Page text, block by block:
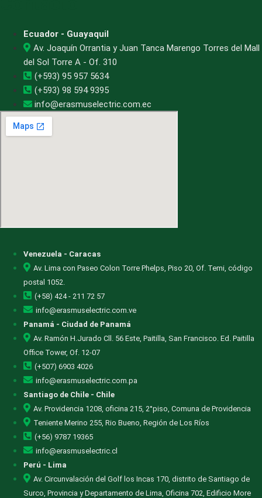
Ecuador - Guayaquil
Av. Joaquín Orrantia y Juan Tanca Marengo Torres del Mall
del Sol Torre A - Of. 310
(+593) 95 957 5634
(+593) 98 594 9395
info@erasmuselectric.com.ec
Venezuela - Caracas
Av. Lima con Paseo Colon Torre Phelps, Piso 20, Of. Temi, código
postal 1052.
(+58) 424 - 211 72 57
info@erasmuselectric.com.ve
Panamá - Ciudad de Panamá
Av. Ramón H.Jurado Cll. 56 Este, Paitilla, San Francisco. Ed. Paitilla
Office Tower, Of. 12-07
(+507) 6903 4026
info@erasmuselectric.com.pa
Santiago de Chile - Chile
Av. Providencia 1208, oficina 215, 2°piso, Comuna de Providencia
Teniente Merino 255, Rio Bueno, Región de Los Ríos
(+56) 9787 19365
info@erasmuselectric.cl
Perú - Lima
Av. Circunvalación del Golf los Incas 170, distrito de Santiago de
Surco, Provincia y Departamento de Lima, Oficina 702, Edificio More